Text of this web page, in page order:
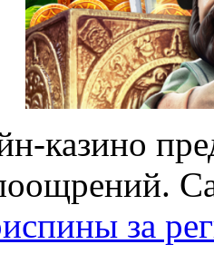
казино
за